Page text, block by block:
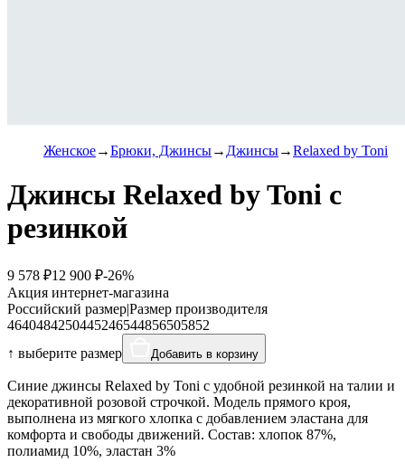
Женское Брюки, Джинсы Джинсы Relaxed by Toni
Джинсы Relaxed by Toni с
резинкой
9 578 ₽12 900 ₽-26%
Акция интернет-магазина
Российский размер|Размер производителя
4640484250445246544856505852
↑ выберите размер
Добавить в корзину
Синие джинсы Relaxed by Toni с удобной резинкой на талии и
декоративной розовой строчкой. Модель прямого кроя,
выполнена из мягкого хлопка с добавлением эластана для
комфорта и свободы движений. Состав: хлопок 87%,
полиамид 10%, эластан 3%